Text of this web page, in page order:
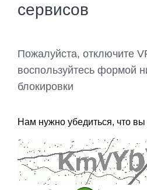
сервисов
Пожалуйста, отключите
воспользуйтесь формой
блокировки
Нам нужно убедиться, что